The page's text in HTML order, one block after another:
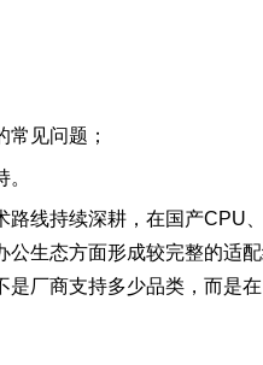
见问题；
路线持续深耕，在国产CPU
公生态方面形成较完整的适
是厂商支持多少品类，而是